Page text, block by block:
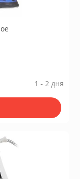
1 - 2 дня